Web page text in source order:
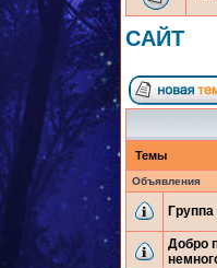
САЙТ
Темы
Объявления
Добро